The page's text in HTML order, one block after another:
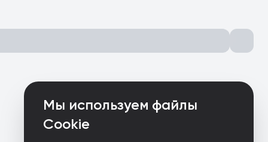
Мы используем файлы
Cookie